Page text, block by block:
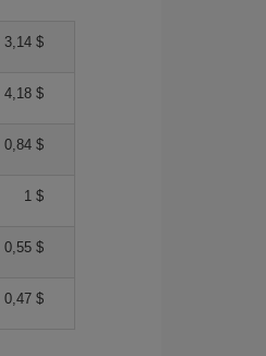
3,14 $
4,18 $
0,84 $
1 $
0,55 $
0,47 $